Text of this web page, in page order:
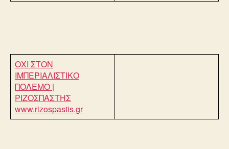
ΟΧΙ ΣΤΟΝ
ΙΜΠΕΡΙΑΛΙΣΤΙΚΟ
ΠΟΛΕΜΟ |
ΡΙΖΟΣΠΑΣΤΗΣ
www.rizospastis.gr